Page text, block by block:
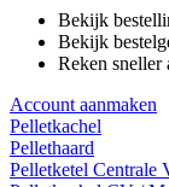
Bekijk
Bekijk
Reken sneller
Account aanmaken
Pelletkachel
Pellethaard
Pelletketel Centrale